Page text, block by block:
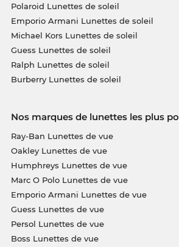
Polaroid Lunettes de soleil
Emporio Armani Lunettes de soleil
Michael Kors Lunettes de soleil
Guess Lunettes de soleil
Ralph Lunettes de soleil
Burberry Lunettes de soleil
Nos marques de lunettes les plus
Ray-Ban Lunettes de vue
Oakley Lunettes de vue
Humphreys Lunettes de vue
Marc O Polo Lunettes de vue
Emporio Armani Lunettes de vue
Guess Lunettes de vue
Persol Lunettes de vue
Boss Lunettes de vue